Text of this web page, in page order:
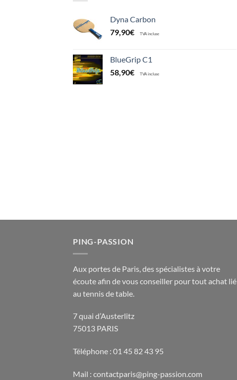
Dyna Carbon
79,90€ TVA incluse
BlueGrip C1
58,90€ TVA incluse
PING-PASSION
Aux portes de Paris, des spécialistes à votre
écoute afin de vous conseiller pour tout achat lié
au tennis de table.
7 quai d’Austerlitz
75013 PARIS
Téléphone : 01 45 82 43 95
Mail : contactparis@ping-passion.com